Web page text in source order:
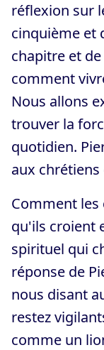
réflexion sur
cinquième et
chapitre et
comment
Nous allons
trouver la
quotidien.
aux
Comment les
qu'ils croient
spirituel qui
réponse de
nous disant
restez
comme un